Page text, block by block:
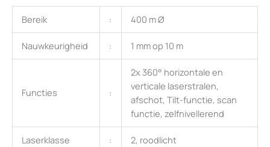
Bereik : 400 m Ø
Nauwkeurigheid : 1 mm op 10 m
Functies :
2x 360° horizontale en
verticale laserstralen,
afschot, Tilt-functie, scan
functie, zelfnivellerend
Laserklasse : 2, roodlicht